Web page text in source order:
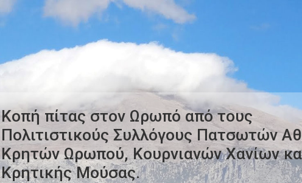
Κοπή πίτας στον Ωρωπό από τους
Πολιτιστικούς Συλλόγους Πατσωτών
Κρητών Ωρωπού, Κουρνιανών Χανίων
Κρητικής Μούσας.